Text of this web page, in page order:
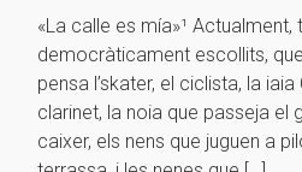
«La calle es mía»¹
democràticament escollits,
pensa l’skater, el ciclista, la
clarinet, la noia que passeja el
caixer, els nens que juguen a